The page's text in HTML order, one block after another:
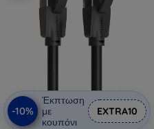
-10%
Έκπτωση
με
κουπόνι
EXTRA10